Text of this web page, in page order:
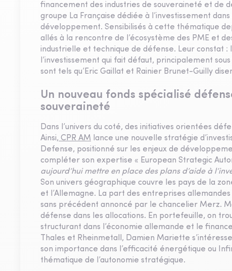
financement des industries de souveraineté et de
groupe La Française dédiée à l’investissement
développement. Sensibilisés à cette thématique
allés à la rencontre de l’écosystème des PME et
industrielle et technique de défense. Leur constat :
l’investissement qui fait défaut, principalement
sont tels qu’Eric Gaillat et Rainier Brunet-Guilly
Un nouveau fonds spécialisé
souveraineté
Dans l’univers du coté, des initiatives orientées
Ainsi, CPR AM lance une nouvelle stratégie
Defense, positionné sur les enjeux de
compléter son expertise « European Strategic
aujourd’hui mettre en place des plans d’aide à
Son univers géographique couvre les pays de la
et l’Allemagne. La part des entreprises
sans précédent annoncé par le chancelier Merz.
défense dans les allocations. En portefeuille, on
structurant dans l’économie allemande et le
Thales et Rheinmetall, Damien Mariette
son importance dans l’efficacité énergétique ou
thématique de l’autonomie stratégique.